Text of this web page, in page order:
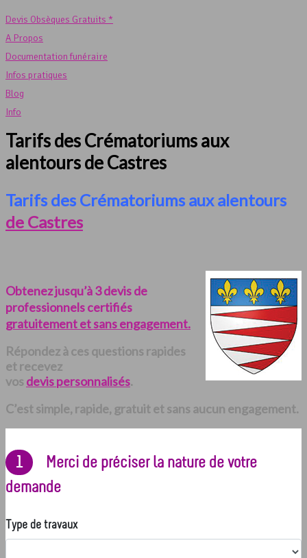
Devis Obsèques Gratuits *
A Propos
Documentation funéraire
Infos pratiques
Blog
Info
Tarifs des Crématoriums aux
alentours de Castres
Tarifs des Crématoriums aux alentours
de Castres
Obtenez jusqu’à 3 devis de
professionnels certifiés
gratuitement et sans engagement.
Répondez à ces questions rapides
et recevez
vos devis personnalisés.
C’est simple, rapide, gratuit et sans aucun engagement.